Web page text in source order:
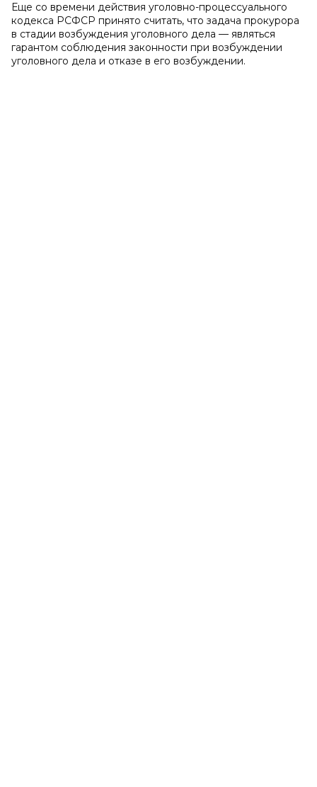
Еще со времени действия уголовно-процессуального
кодекса РСФСР принято считать, что задача прокурора
в стадии возбуждения уголовного дела — являться
гарантом соблюдения законности при возбуждении
уголовного дела и отказе в его возбуждении.